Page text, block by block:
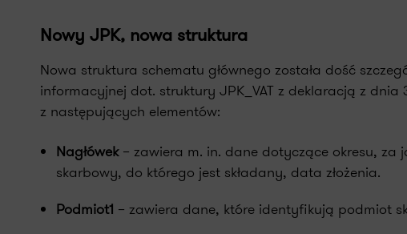
Nowy JPK, nowa struktura
Nowa struktura schematu głównego została dość
informacyjnej dot. struktury JPK_VAT z deklaracją z
z następujących elementów:
Nagłówek– zawiera m. in. dane dotyczące okresu, za
skarbowy, do którego jest składany, data złożenia.
Podmiot1 – zawiera dane, które identyfikują podmiot